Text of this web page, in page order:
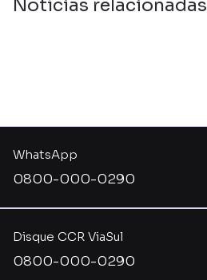
Notícias relacionadas
Disque CCR ViaSul
0800-000-0290
WhatsApp
0800-000-0290